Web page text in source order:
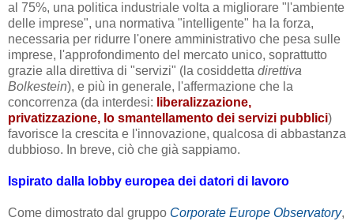
al 75%, una politica industriale volta a migliorare "l'ambiente
delle imprese", una normativa "intelligente" ha la forza,
necessaria per ridurre l'onere amministrativo che pesa sulle
imprese, l'approfondimento del mercato unico, soprattutto
grazie alla direttiva di "servizi" (la cosiddetta direttiva
Bolkestein), e più in generale, l'affermazione che la
concorrenza (da interdesi: liberalizzazione,
privatizzazione, lo smantellamento dei servizi pubblici)
favorisce la crescita e l'innovazione, qualcosa di abbastanza
dubbioso. In breve, ciò che già sappiamo.
Ispirato dalla lobby europea dei datori di lavoro
Come dimostrato dal gruppo Corporate Europe Observatory,